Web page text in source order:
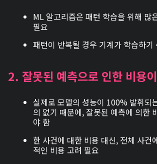
ML 알고리즘은 패턴 학습을 위해 많
필요
패턴이 반복될 경우 기계가 학습하기
2. 잘못된 예측으로 인한 비용
실제로 모델의 성능이 100% 발휘되
의 없기 때문에, 잘못된 예측에 의한
야 함
한 사건에 대한 비용 대신, 전체 사건
적인 비용 고려 필요